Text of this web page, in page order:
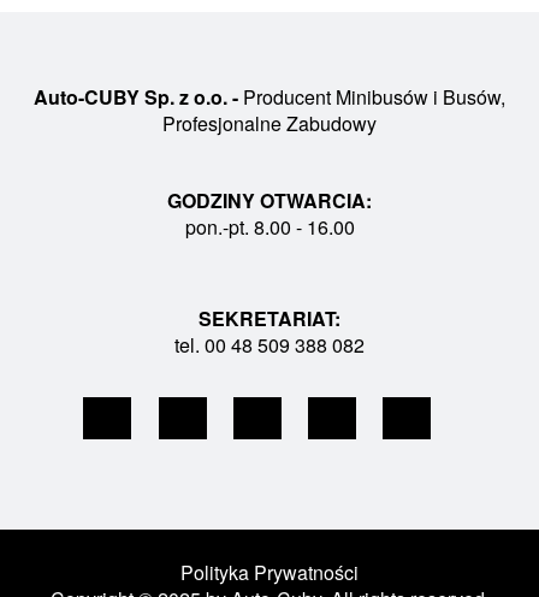
pojazdów, Auto-CUBY zapewnia nie tylko narzędzie
konfiguracji, ale również wsparcie ekspertów na
KONFIGURACJA BUSA
Jak działa konfigurator busa
Auto-CUBY?
indywidualnych wymagań przewoźnika. Zakres
Auto-CUBY Sp. z o.o. - Producent Minibusów i Busów,
Profesjonalne Zabudowy
GODZINY OTWARCIA:
pon.-pt. 8.00 - 16.00
SEKRETARIAT:
tel. 00 48 509 388 082
Polityka Prywatności